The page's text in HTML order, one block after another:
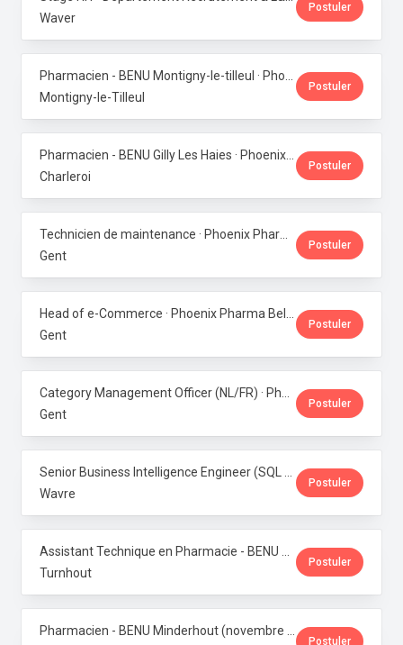
Waver
Postuler
Montigny-le-Tilleul
Postuler
Charleroi
Postuler
Gent
Postuler
Gent
Postuler
Gent
Postuler
Wavre
Postuler
Turnhout
Postuler
Postuler